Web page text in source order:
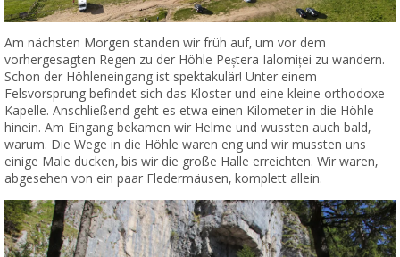
Am nächsten Morgen standen wir früh auf, um vor dem
vorhergesagten Regen zu der Höhle Peștera Ialomiței zu wandern.
Schon der Höhleneingang ist spektakulär! Unter einem
Felsvorsprung befindet sich das Kloster und eine kleine orthodoxe
Kapelle. Anschließend geht es etwa einen Kilometer in die Höhle
hinein. Am Eingang bekamen wir Helme und wussten auch bald,
warum. Die Wege in die Höhle waren eng und wir mussten uns
einige Male ducken, bis wir die große Halle erreichten. Wir waren,
abgesehen von ein paar Fledermäusen, komplett allein.